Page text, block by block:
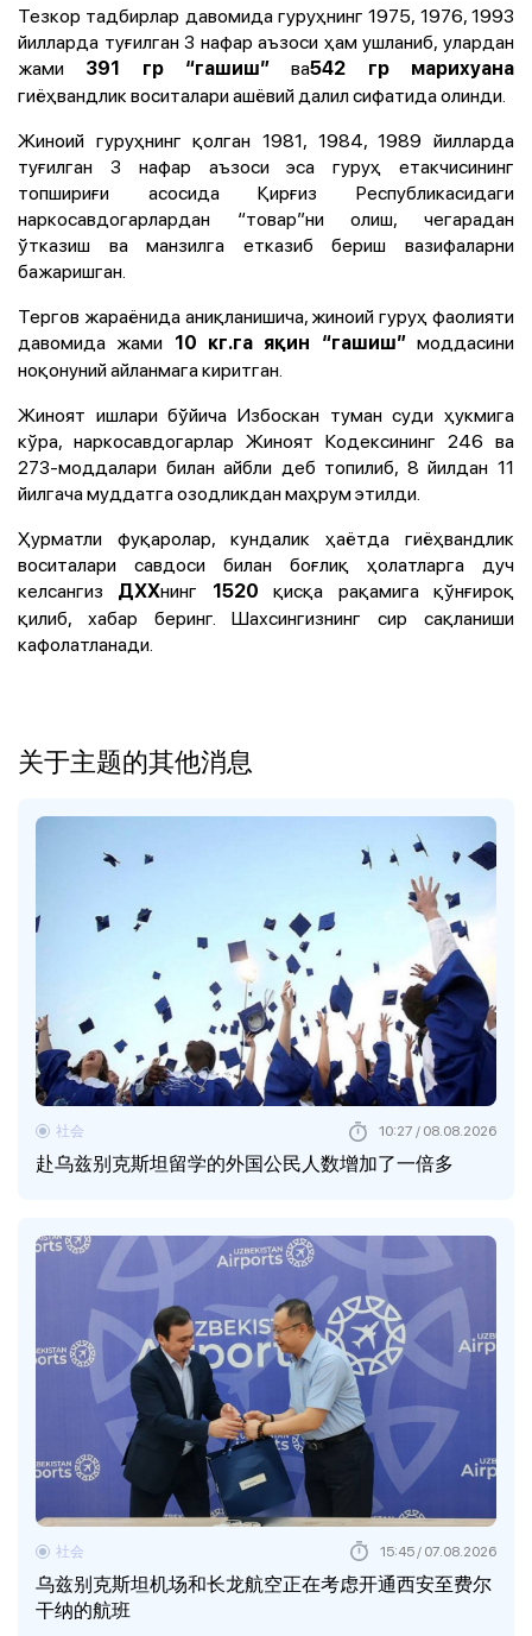
Тезкор тадбирлар давомида гуруҳнинг 1975, 1976, 1993
йилларда туғилган 3 нафар аъзоси ҳам ушланиб, улардан
жами
391 гр “гашиш”ва542 гр марихуана
гиёҳвандлик воситалари ашёвий далил сифатида олинди.
Жиноий гуруҳнинг қолган 1981, 1984, 1989 йилларда
туғилган 3 нафар аъзоси эса гуруҳ етакчисининг
топшириғи асосида Қирғиз Республикасидаги
наркосавдогарлардан “товар”ни олиш, чегарадан
ўтказиш ва манзилга етказиб бериш вазифаларни
бажаришган.
Тергов жараёнида аниқланишича, жиноий гуруҳ фаолияти
давомида жами 10 кг.га яқин “гашиш”моддасини
ноқонуний айланмага киритган.
Жиноят ишлари бўйича Избоскан туман суди ҳукмига
кўра, наркосавдогарлар Жиноят Кодексининг 246 ва
273-моддалари билан айбли деб топилиб, 8 йилдан 11
йилгача муддатга озодликдан маҳрум этилди.
Ҳурматли фуқаролар, кундалик ҳаётда гиёҳвандлик
воситалари савдоси билан боғлиқ ҳолатларга дуч
келсангиз
ДХХнинг 1520
қисқа рақамига қўнғироқ
қилиб, хабар беринг. Шахсингизнинг сир сақланиши
кафолатланади.
关于主题的其他消息
赴乌兹别克斯坦留学的外国公民人数增加了一倍多
社会 10:27 / 08.08.2026
乌兹别克斯坦机场和长龙航空正在考虑开通西安至费尔
干纳的航班
社会 15:45 / 07.08.2026